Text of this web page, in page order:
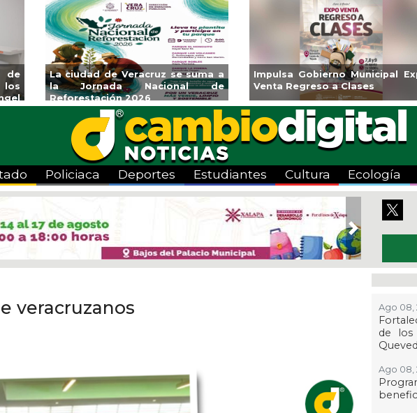
Aplicará CMAS el Programa de
Tandeo durante agosto
Guarniciones y banquetas
colonia El Mango en Pánuco
Policiaca Deportes Estudiantes Cultura Ecología
Next
veracruzanos Ago 08,
de los
Ago 08,